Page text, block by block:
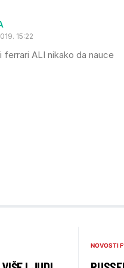
15:22
ferrari ALI nikako da nauce
NOVOSTI